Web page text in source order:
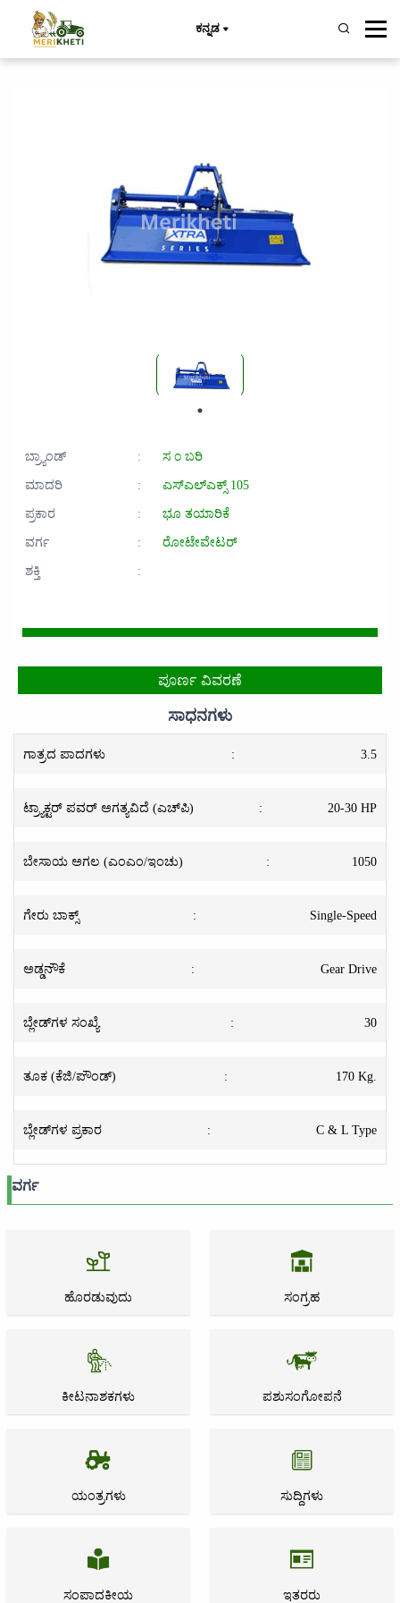
ಕನ್ನಡ
ಬ್ರ್ಯಾಂಡ್ :
ಸ ೦ ಬರಿ
ಮಾದರಿ
:
ಎಸ್‌ಎಲ್‌ಎಕ್ಸ್ 105
ಪ್ರಕಾರ
:
ಭೂ ತಯಾರಿಕೆ
ವರ್ಗ
:
ರೋಟೇವೇಟರ್
ಶಕ್ತಿ
:
ಪೂರ್ಣ ವಿವರಣೆ
ಸಾಧನಗಳು
ಗಾತ್ರದ ಪಾದಗಳು : 3.5
ಟ್ರ್ಯಾಕ್ಟರ್ ಪವರ್ ಅಗತ್ಯವಿದೆ (ಎಚ್‌ಪಿ) : 20-30 HP
ಬೇಸಾಯ ಅಗಲ (ಎಂಎಂ/ಇಂಚು) : 1050
ಗೇರು ಬಾಕ್ಸ್ : Single-Speed
ಅಡ್ಡನೌಕೆ : Gear Drive
ಬ್ಲೇಡ್‌ಗಳ ಸಂಖ್ಯೆ : 30
ತೂಕ (ಕೆಜಿ/ಪೌಂಡ್) : 170 Kg.
ಬ್ಲೇಡ್‌ಗಳ ಪ್ರಕಾರ : C & L Type
ವರ್ಗ
ಹೊರಡುವುದು ಸಂಗ್ರಹ
ಕೀಟನಾಶಕಗಳು ಪಶುಸಂಗೋಪನೆ
ಯಂತ್ರಗಳು ಸುದ್ದಿಗಳು
ಸಂಪಾದಕೀಯ ಇತರರು